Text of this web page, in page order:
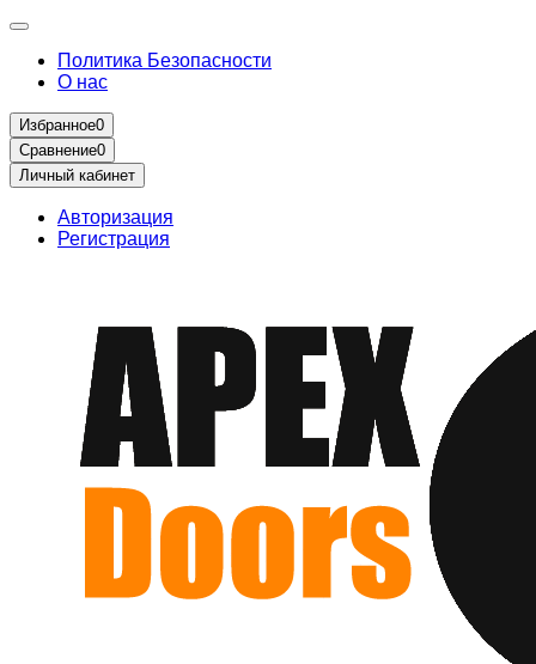
Политика Безопасности
О нас
Избранное0
Сравнение0
Личный кабинет
Авторизация
Регистрация